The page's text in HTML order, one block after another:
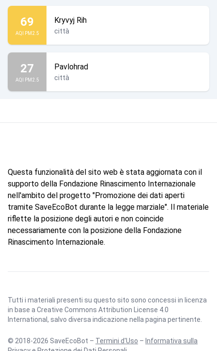
69
AQI PM2.5
Kryvyj Rih
città
27
AQI PM2.5
Pavlohrad
città
Questa funzionalità del sito web è stata aggiornata con il
supporto della Fondazione Rinascimento Internazionale
nell'ambito del progetto "Promozione dei dati aperti
tramite SaveEcoBot durante la legge marziale". Il materiale
riflette la posizione degli autori e non coincide
necessariamente con la posizione della Fondazione
Rinascimento Internazionale.
Tutti i materiali presenti su questo sito sono concessi in licenza
in base a Creative Commons Attribution License 4.0
International , salvo diversa indicazione nella pagina pertinente.
© 2018-2026 SaveEcoBot – Termini d'Uso – Informativa sulla